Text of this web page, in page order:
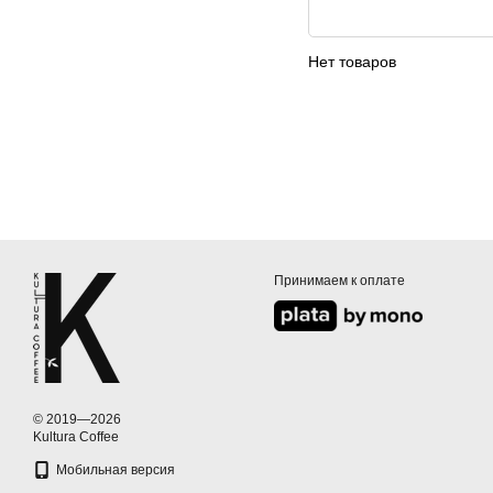
Нет товаров
© 2019—2026
Kultura Coffee
Мобильная версия
Принимаем к оплате